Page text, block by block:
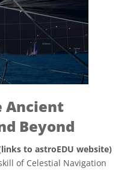
Ancient
Beyond
to astroEDU website)
of Celestial Navigation